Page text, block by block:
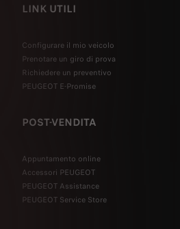
LINK UTILI
Configurare il mio veicolo
Prenotare un giro di prova
Richiedere un preventivo
PEUGEOT E-Promise
POST-VENDITA
Appuntamento online
Accessori PEUGEOT
PEUGEOT Assistance
PEUGEOT Service Store